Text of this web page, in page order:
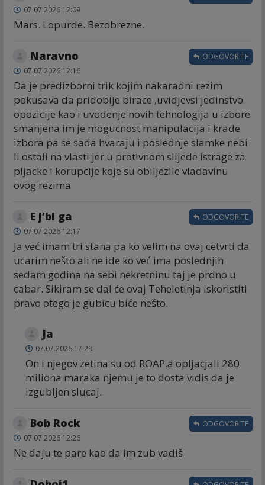
07.07.2026 12:09
Mars. Lopurde. Bezobrezne.
Naravno
07.07.2026 12:16
Da je predizborni trik kojim nakaradni rezim
pokusava da pridobije birace ,uvidjevsi jedinstvo
opozicije kao i uvodenje novih tehnologija u izbore
smanjena im je mogucnost manipulacija i krade
izbora pa se sada hvaraju i poslednje slamke nebi
li ostali na vlasti jer u protivnom slijede istrage za
pljacke i korupcije koje su obiljezile vladavinu
ovog rezima
ODGOVORITE
E j’bi ga
07.07.2026 12:17
Ja već imam tri stana pa ko velim na ovaj cetvrti da
ucarim nešto ali ne ide ko već ima poslednjih
sedam godina na sebi nekretninu taj je prdno u
cabar. Sikiram se dal će ovaj Teheletinja iskoristiti
pravo otego je gubicu biće nešto.
ODGOVORITE
Ja
07.07.2026 17:29
On i njegov zetina su od ROAP.a opljacjali 280
miliona maraka njemu je to dosta vidis da je
izgubljen slucaj.
Bob Rock
07.07.2026 12:26
Ne daju te pare kao da im zub vadiš
ODGOVORITE